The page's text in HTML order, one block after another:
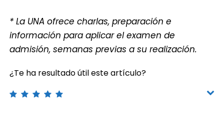
* La UNA ofrece charlas, preparación e
información para aplicar el examen de
admisión, semanas previas a su realización.
¿Te ha resultado útil este artículo?